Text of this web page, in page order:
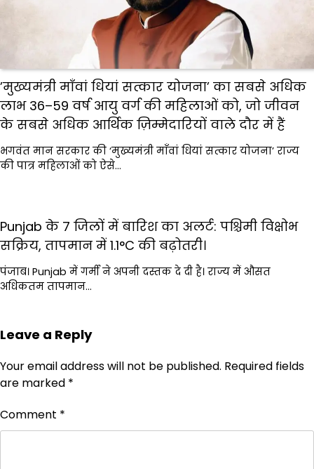
’मुख्यमंत्री माँवां धियां सत्कार योजना’ का सबसे अधिक
लाभ 36–59 वर्ष आयु वर्ग की महिलाओं को, जो जीवन
के सबसे अधिक आर्थिक ज़िम्मेदारियों वाले दौर में हैं
भगवंत मान सरकार की ‘मुख्यमंत्री माँवां धियां सत्कार योजना’ राज्य
की पात्र महिलाओं को ऐसे…
Punjab के 7 जिलों में बारिश का अलर्ट: पश्चिमी विक्षोभ
सक्रिय, तापमान में 1.1°C की बढ़ोतरी।
पंजाब। Punjab में गर्मी ने अपनी दस्तक दे दी है। राज्य में औसत
अधिकतम तापमान…
Leave a Reply
Your email address will not be published. Required fields
are marked *
Comment *